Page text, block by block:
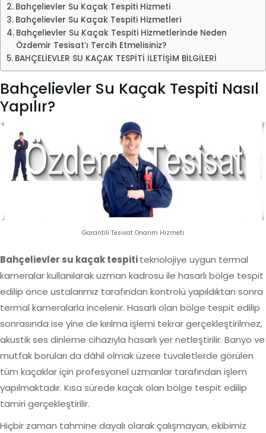
Bahçelievler Su Kaçak Tespiti Hizmeti
Bahçelievler Su Kaçak Tespiti Hizmetleri
Bahçelievler Su Kaçak Tespiti Hizmetlerinde Neden
Özdemir Tesisat’ı Tercih Etmelisiniz?
BAHÇELİEVLER SU KAÇAK TESPİTİ İLETİŞİM BİLGİLERİ
Bahçelievler Su Kaçak Tespiti Nasıl
Yapılır?
Garantili Tesisat Onarım Hizmeti
Bahçelievler su kaçak tespititeknolojiye uygun termal
kameralar kullanılarak uzman kadrosu ile hasarlı bölge tespit
edilip önce ustalarımız tarafından kontrolü yapıldıktan sonra
termal kameralarla incelenir. Hasarlı olan bölge tespit edilip
sonrasında ise yine de kırılma işlemi tekrar gerçekleştirilmez,
akustik ses dinleme cihazıyla hasarlı yer netleştirilir. Banyo ve
mutfak boruları da dâhil olmak üzere tuvaletlerde görülen
tüm kaçaklar için profesyonel uzmanlar tarafından işlem
yapılmaktadır. Kısa sürede kaçak olan bölge tespit edilip
tamiri gerçekleştirilir.
Hiçbir zaman tahmine dayalı olarak çalışmayan, ekibimiz